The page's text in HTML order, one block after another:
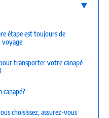
étape est toujours de
voyage
transporter votre canapé
choisissez, assurez-vous